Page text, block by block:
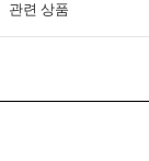
관련 상품